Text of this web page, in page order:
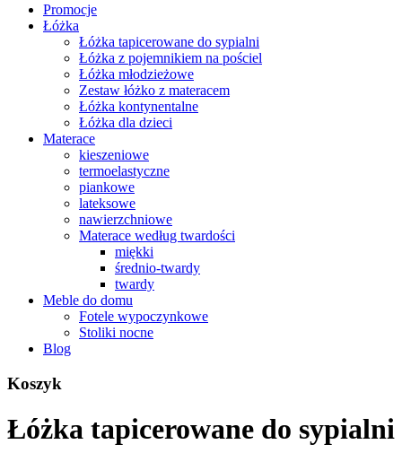
Promocje
Łóżka
Łóżka tapicerowane do sypialni
Łóżka z pojemnikiem na pościel
Łóżka młodzieżowe
Zestaw łóżko z materacem
Łóżka kontynentalne
Łóżka dla dzieci
Materace
kieszeniowe
termoelastyczne
piankowe
lateksowe
nawierzchniowe
Materace według twardości
miękki
średnio-twardy
twardy
Meble do domu
Fotele wypoczynkowe
Stoliki nocne
Blog
Koszyk
Łóżka tapicerowane do sypialni